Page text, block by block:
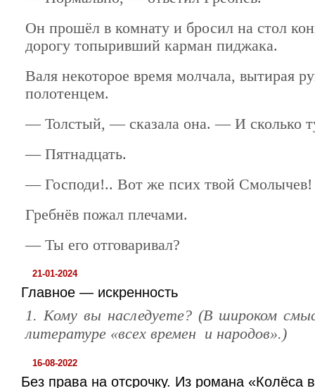
Он прошёл в комнату и бросил на стол
дорогу топыривший карман пиджака.
Валя некоторое время молчала, вытирая
полотенцем.
— Толстый, — сказала она. — И сколько
— Пятнадцать.
— Господи!.. Вот же псих твой Смолычев!
Гребнёв пожал плечами.
— Ты его отговаривал?
21-01-2024
Главное — искренность
1. Кому вы наследуете? (В широком
литературе «всех времен и народов».)
16-08-2022
Без права на отсрочку. Из романа «Колёса